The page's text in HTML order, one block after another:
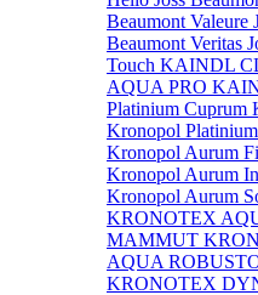
Beaumont Valeure
Beaumont Veritas
Touch KAINDL
AQUA PRO
Platinium Cuprum
Kronopol
Kronopol Aurum
Kronopol Aurum
Kronopol Aurum
KRONOTEX
MAMMUT
AQUA
KRONOTEX